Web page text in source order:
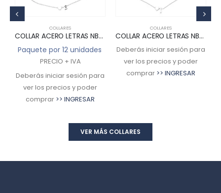
COLLARES
COLLAR ACERO LETRAS NB-3047
Paquete por 12 unidades
PRECIO + IVA
Deberás iniciar sesión para
ver los precios y poder
comprar >> INGRESAR
COLLARES
COLLAR ACERO LETRAS NB-3049
Deberás iniciar sesión para
ver los precios y poder
comprar >> INGRESAR
VER MÁS COLLARES